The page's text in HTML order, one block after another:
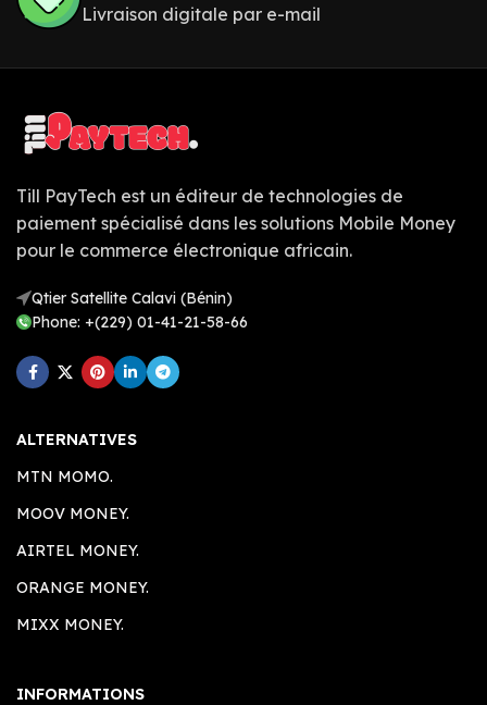
Livraison digitale par e-mail
Till PayTech est un éditeur de technologies de
paiement spécialisé dans les solutions Mobile Money
pour le commerce électronique africain.
Qtier Satellite Calavi (Bénin)
Phone: +(229) 01-41-21-58-66
ALTERNATIVES
MTN MOMO.
MOOV MONEY.
AIRTEL MONEY.
ORANGE MONEY.
MIXX MONEY.
INFORMATIONS